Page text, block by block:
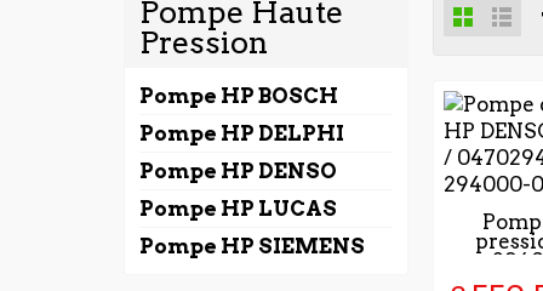
Fonctionnement de la pompe
La fonction de la pompe à carburant
conditions de fonctionnement
Le carburant est livré aux injecteurs,
Il existe deux types de pompes à
la pompe installée dans la
Pompe Haute
Pression
Pompe HP BOSCH
Pompe HP DELPHI
Pompe HP DENSO
Pompe HP LUCAS
Pompe HP SIEMENS
2 À 4
LA